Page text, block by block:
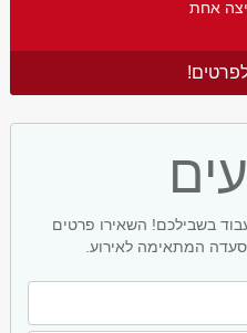
אחת
בשבילכם! השאירו פרטים
המתאימה לאירוע.